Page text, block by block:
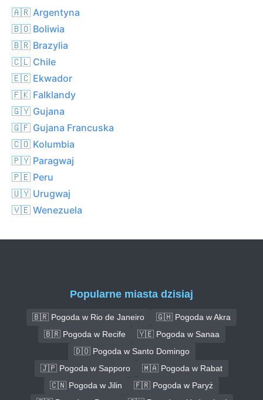
🇦🇷 Argentyna
🇧🇴 Boliwia
🇧🇷 Brazylia
🇨🇱 Chile
🇪🇨 Ekwador
🇫🇰 Falklandy
🇬🇾 Gujana
🇬🇫 Gujana Francuska
🇨🇴 Kolumbia
🇵🇾 Paragwaj
🇵🇪 Peru
🇺🇾 Urugwaj
🇻🇪 Wenezuela
Popularne miasta dzisiaj
🇧🇷 Pogoda w Rio de Janeiro
🇬🇭 Pogoda w Akra
🇧🇷 Pogoda w Recife
🇾🇪 Pogoda w Sanaa
🇩🇴 Pogoda w Santo Domingo
🇯🇵 Pogoda w Sapporo
🇲🇦 Pogoda w Rabat
🇨🇳 Pogoda w Jilin
🇫🇷 Pogoda w Paryż